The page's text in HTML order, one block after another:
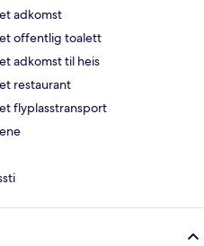
adkomst
offentlig toalett
adkomst til heis
restaurant
flyplasstransport